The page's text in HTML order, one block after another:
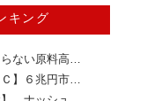
キング
ない原料高…
】６兆円市…